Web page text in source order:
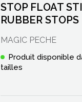
STOP FLOAT
RUBBER STOPS
MAGIC PECHE
Produit disponible
tailles